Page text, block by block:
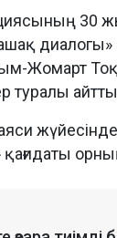
30
диалогы»
Жомарт
туралы
қағидаты